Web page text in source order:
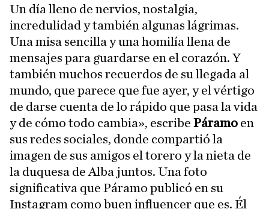
Un día lleno de nervios, nostalgia,
incredulidad y también algunas lágrimas.
Una misa sencilla y una homilía llena de
mensajes para guardarse en el corazón. Y
también muchos recuerdos de su llegada al
mundo, que parece que fue ayer, y el vértigo
de darse cuenta de lo rápido que pasa la vida
y de cómo todo cambia», escribe Páramo en
sus redes sociales, donde compartió la
imagen de sus amigos el torero y la nieta de
la duquesa de Alba juntos. Una foto
significativa que Páramo publicó en su
Instagram como buen influencer que es. Él